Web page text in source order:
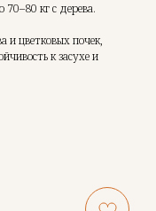
70–80 кг с дерева.
и цветковых почек,
к засухе и